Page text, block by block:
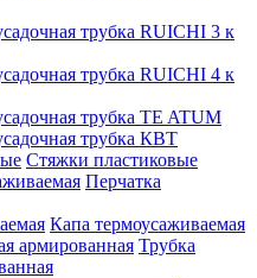
трубка RUICHI 3 к
трубка RUICHI 4 к
трубка TE ATUM
трубка КВТ
Стяжки пластиковые
Перчатка
Капа термоусаживаемая
Трубка